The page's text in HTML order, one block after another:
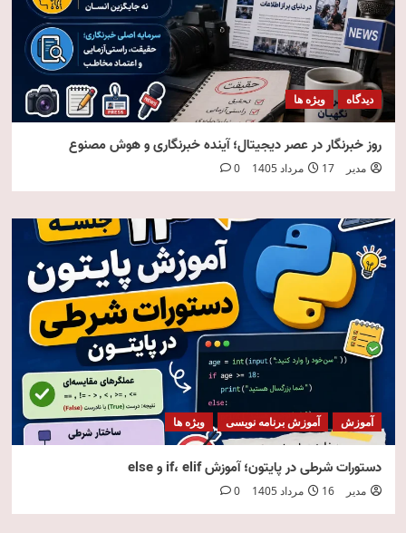
دیدگاه ویژه ها
روز خبرنگار در عصر دیجیتال؛ آینده خبرنگاری و هوش مصنوع
مدیر 17 مرداد 1405 0
آموزش آموزش برنامه نویسی ویژه ها
دستورات شرطی در پایتون؛ آموزش if، elif و else
مدیر 16 مرداد 1405 0